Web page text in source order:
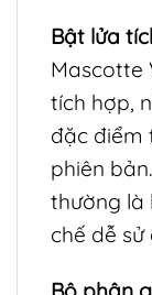
Bật lửa
Mascotte
tích hợp,
đặc điểm
phiên
thường là
chế dễ sử